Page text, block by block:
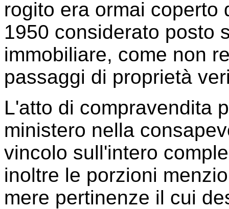
rogito era ormai coperto
1950 considerato posto
immobiliare, come non
passaggi di proprietà
L'atto di compravendita
ministero nella
vincolo sull'intero
inoltre le porzioni
mere pertinenze il cui